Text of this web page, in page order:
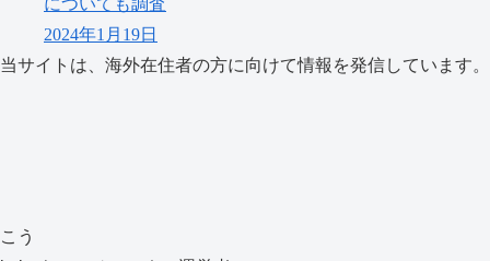
2024年1月19日
当サイトは、海外在住者の方に向けて情報を発信しています。
こう